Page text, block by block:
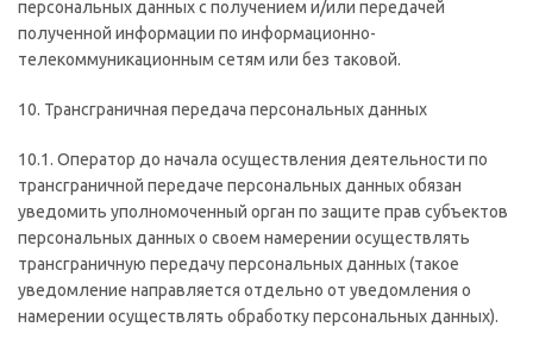
персональных данных с получением и/или передачей
полученной информации по информационно-
телекоммуникационным сетям или без таковой.
10. Трансграничная передача персональных данных
10.1. Оператор до начала осуществления деятельности по
трансграничной передаче персональных данных обязан
уведомить уполномоченный орган по защите прав субъектов
персональных данных о своем намерении осуществлять
трансграничную передачу персональных данных (такое
уведомление направляется отдельно от уведомления о
намерении осуществлять обработку персональных данных).